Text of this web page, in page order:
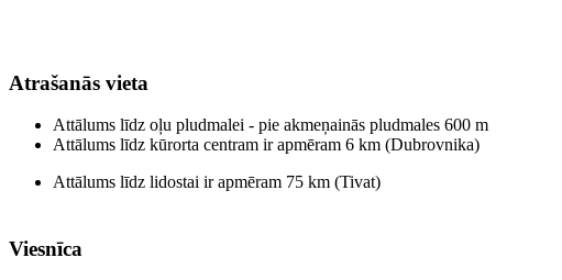
Atrašanās vieta
Attālums līdz oļu pludmalei - pie akmeņainās pludmales 600 m
Attālums līdz kūrorta centram ir apmēram 6 km (Dubrovnika)
Attālums līdz lidostai ir apmēram 75 km (Tivat)
Viesnīca